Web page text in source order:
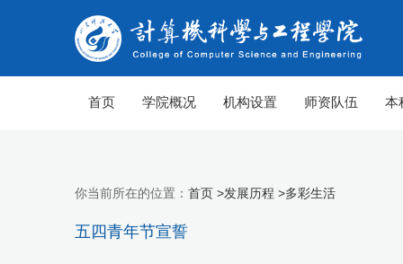
首页 学院概况 机构设置 师资队伍 本
你当前所在的位置： 首页 >发展历程 >多彩生活
五四青年节宣誓